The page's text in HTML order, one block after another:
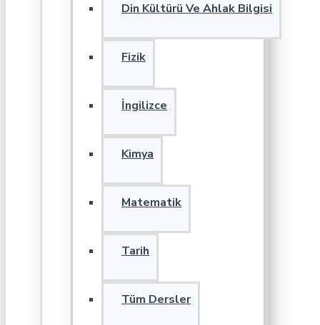
Din Kültürü Ve Ahlak Bilgisi
Fizik
İngilizce
Kimya
Matematik
Tarih
Tüm Dersler